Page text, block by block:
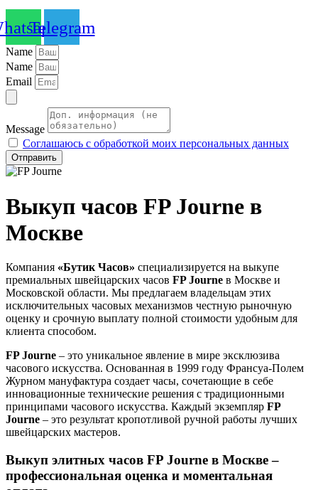
Telegram
Name
Name
Email
Message
Соглашаюсь с обработкой моих персональных данных
Отправить
Выкуп часов FP Journe в
Москве
Компания «Бутик Часов» специализируется на выкупе
премиальных швейцарских часов FP Journe в Москве и
Московской области. Мы предлагаем владельцам этих
исключительных часовых механизмов честную рыночную
оценку и срочную выплату полной стоимости удобным для
клиента способом.
FP Journe – это уникальное явление в мире эксклюзива
часового искусства. Основанная в 1999 году Франсуа-Полем
Журном мануфактура создает часы, сочетающие в себе
инновационные технические решения с традиционными
принципами часового искусства. Каждый экземпляр FP
Journe – это результат кропотливой ручной работы лучших
швейцарских мастеров.
Выкуп элитных часов FP Journe в Москве –
профессиональная оценка и моментальная